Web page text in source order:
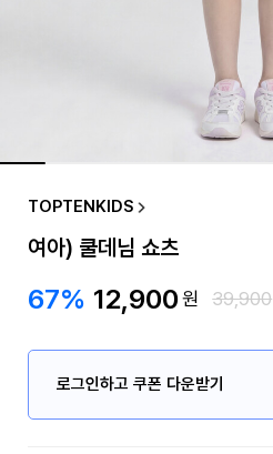
TOPTENKIDS
여아) 쿨데님 쇼츠
67% 12,900원 39,900
로그인하고 쿠폰 다운받기